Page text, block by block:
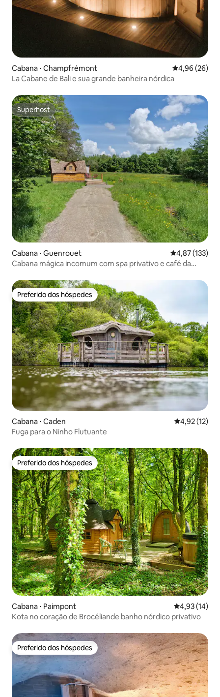
Cabana ⋅ Champfrémont 4,96 de uma
4,96 (26)
La Cabane de Bali e sua grande banheira nórdica
Superhost
Superhost
Cabana ⋅ Guenrouet 4,87 de uma
4,87 (133)
Cabana mágica incomum com spa privativo e café da
Preferido dos hóspedes
Preferido dos hóspedes
Cabana ⋅ Caden 4,92 de uma
4,92 (12)
Fuga para o Ninho Flutuante
Preferido dos hóspedes
Preferido dos hóspedes
Cabana ⋅ Paimpont 4,93 de uma
4,93 (14)
Kota no coração de Brocéliande banho nórdico privativo
Preferido dos hóspedes
Preferido dos hóspedes